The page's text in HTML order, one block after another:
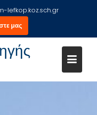
lefkop.koz.sch.gr
μας